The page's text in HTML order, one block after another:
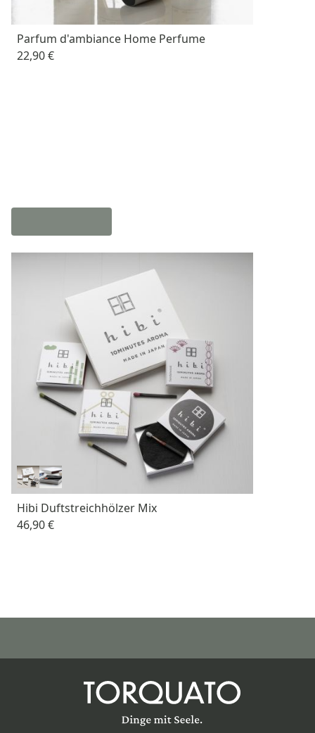
Parfum d'ambiance Home Perfume
22,90 €
Hibi Duftstreichhölzer Mix
46,90 €